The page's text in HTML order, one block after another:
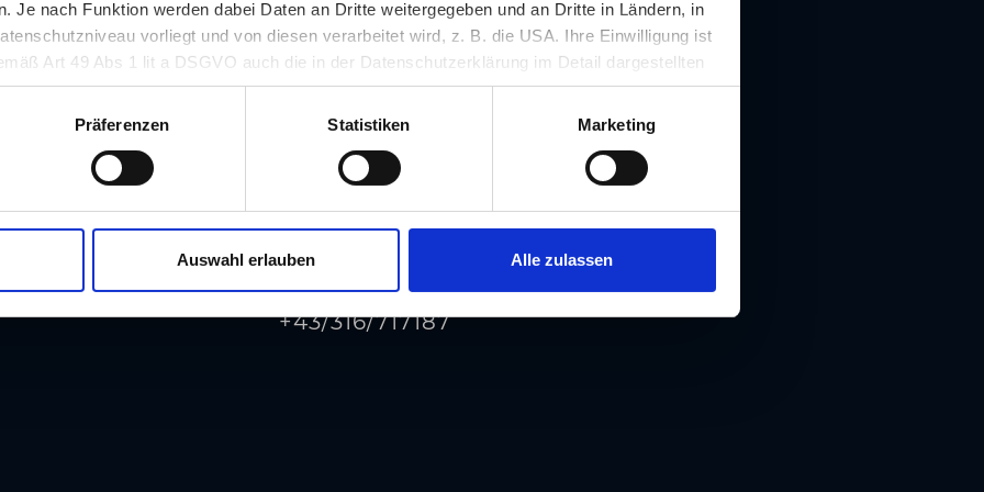
Je nach Funktion werden dabei Daten an Dritte weitergegeben und an Dritte in Ländern, in
vorliegt und von diesen verarbeitet wird, z. B. die USA. Ihre Einwilligung ist
Art 49 Abs 1 lit a DSGVO auch die in der Datenschutzerklärung im Detail dargestellten
in unsicheren Drittstaaten, wie insbesondere den USA. Ihre Einwilligung ist für die Nutzung
und kann jederzeit auf unserer Seite abgelehnt oder widerrufen werden.
Präferenzen Statistiken Marketing
Auswahl erlauben Alle zulassen
Südtiroler Platz 5, 8020 Graz
Telefon
+43/316/717187